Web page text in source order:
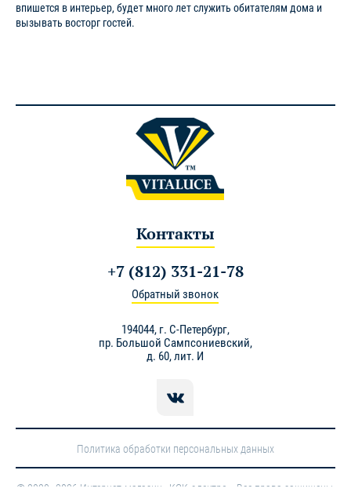
впишется в интерьер, будет много лет служить обитателям дома и
вызывать восторг гостей.
Контакты
+7 (812) 331-21-78
Обратный звонок
194044, г. С-Петербург,
пр. Большой Сампсониевский,
д. 60, лит. И
Политика обработки персональных данных
© 2020–2026 Интернет-магазин «КСК-электро». Все права защищены.